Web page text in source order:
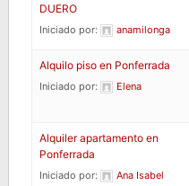
DUERO
Iniciado por: anamilonga
Alquilo piso en Ponferrada
Iniciado por: Elena
Alquiler apartamento en
Ponferrada
Iniciado por: Ana Isabel